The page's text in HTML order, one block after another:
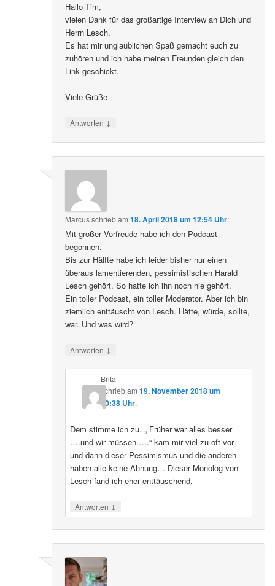
Hallo Tim,
vielen Dank für das großartige Interview an Dich und
Herrn Lesch.
Es hat mir unglaublichen Spaß gemacht euch zu
zuhören und ich habe meinen Freunden gleich den
Link geschickt.
Viele Grüße
Antworten ↓
Marcusschriebam18. April 2018 um 12:54 Uhr:
Mit großer Vorfreude habe ich den Podcast
begonnen.
Bis zur Hälfte habe ich leider bisher nur einen
überaus lamentierenden, pessimistischen Harald
Lesch gehört. So hatte ich ihn noch nie gehört.
Ein toller Podcast, ein toller Moderator. Aber ich bin
ziemlich enttäuscht von Lesch. Hätte, würde, sollte,
war. Und was wird?
Antworten ↓
Brita
schriebam 19. November 2018 um
20:38 Uhr:
Dem stimme ich zu. „ Früher war alles besser
….und wir müssen ….“ kam mir viel zu oft vor
und dann dieser Pessimismus und die anderen
haben alle keine Ahnung… Dieser Monolog von
Lesch fand ich eher enttäuschend.
Antworten ↓